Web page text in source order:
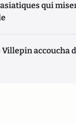
qui
Villepin accoucha